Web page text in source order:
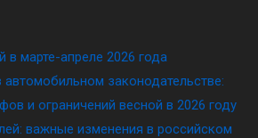
в марте-апреле 2026 года
законодательстве:
и ограничений весной в 2026 году
важные изменения в российском